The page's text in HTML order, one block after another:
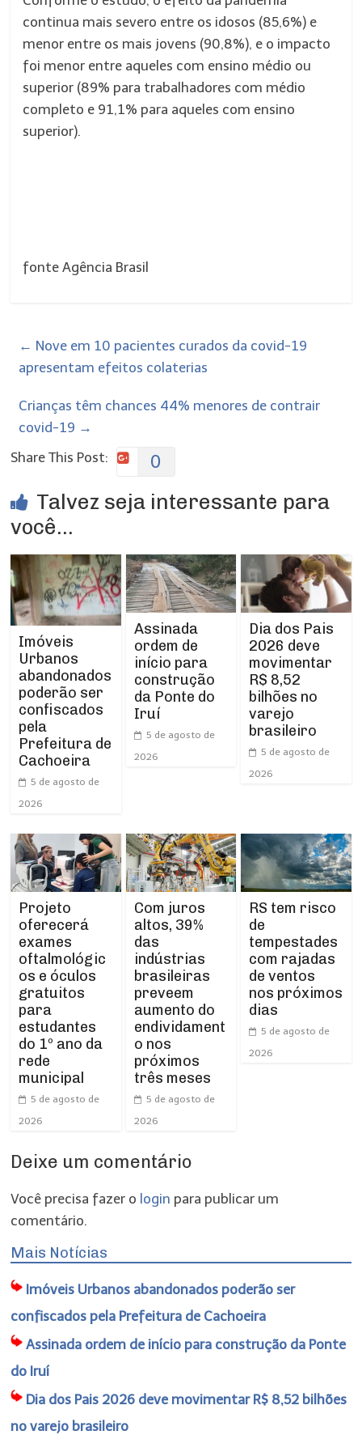
continua mais severo entre os idosos (85,6%) e
menor entre os mais jovens (90,8%), e o impacto
foi menor entre aqueles com ensino médio ou
superior (89% para trabalhadores com médio
completo e 91,1% para aqueles com ensino
superior).
fonte Agência Brasil
← Nove em 10 pacientes curados da covid-19
apresentam efeitos colaterias
Crianças têm chances 44% menores de contrair
covid-19 →
Share This Post:
0
Talvez seja interessante para
você...
Imóveis
Urbanos
abandonados
poderão ser
confiscados
pela
Prefeitura de
Cachoeira
5 de agosto de
2026
Assinada
ordem de
início para
construção
da Ponte do
Iruí
5 de agosto de
2026
Dia dos Pais
2026 deve
movimentar
R$ 8,52
bilhões no
varejo
brasileiro
5 de agosto de
2026
Projeto
oferecerá
exames
oftalmológic
os e óculos
gratuitos
para
estudantes
do 1º ano da
rede
municipal
5 de agosto de
2026
Com juros
altos, 39%
das
indústrias
brasileiras
preveem
aumento do
endividament
o nos
próximos
três meses
5 de agosto de
2026
RS tem risco
de
tempestades
com rajadas
de ventos
nos próximos
dias
5 de agosto de
2026
Deixe um comentário
Você precisa fazer o login para publicar um
comentário.
Mais Notícias
Imóveis Urbanos abandonados poderão ser
confiscados pela Prefeitura de Cachoeira
Assinada ordem de início para construção da Ponte
do Iruí
Dia dos Pais 2026 deve movimentar R$ 8,52 bilhões
no varejo brasileiro